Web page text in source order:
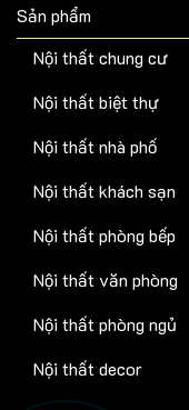
Sản phẩm
Nội thất chung cư
Nội thất biệt thự
Nội thất nhà phố
Nội thất khách sạn
Nội thất phòng bếp
Nội thất văn phòng
Nội thất phòng ngủ
Nội thất decor